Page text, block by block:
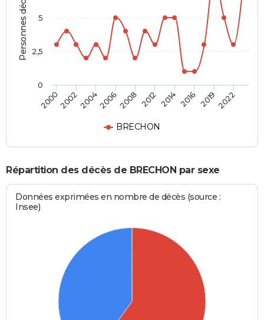
Personnes décédées
BRECHON
20002002200420062008 2012 2014 2016 20192022
0
2,5
5
Répartition des décès de BRECHON par sexe
Données exprimées en nombre de décès (source :
Insee)